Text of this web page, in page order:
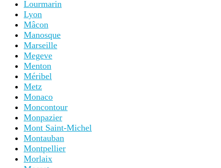
Lourmarin
Lyon
Mâcon
Manosque
Marseille
Megeve
Menton
Méribel
Metz
Monaco
Moncontour
Monpazier
Mont Saint-Michel
Montauban
Montpellier
Morlaix